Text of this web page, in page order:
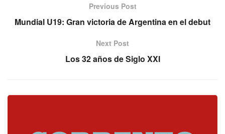
Previous Post
Mundial U19: Gran victoria de Argentina en el debut
Next Post
Los 32 años de Siglo XXI